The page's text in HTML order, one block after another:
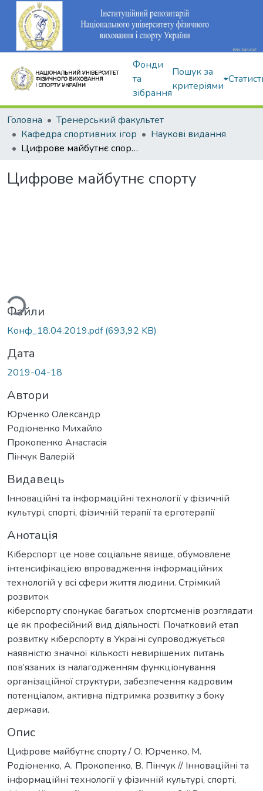
Фонди
та
зібрання
Пошук за
критеріями
Головна
Тренерський факультет
Кафедра спортивних ігор
Наукові видання
Цифрове майбутнє спорту
Цифрове майбутнє спорту
Файли
Конф_18.04.2019.pdf(693,92 KB)
Дата
2019-04-18
Автори
Юрченко Олександр
Родіоненко Михайло
Прокопенко Анастасія
Пінчук Валерій
Видавець
Інноваційні та інформаційні технології у фізичній
культурі, спорті, фізичній терапії та ерготерапії
Анотація
Кіберспорт це нове соціальне явище, обумовлене
інтенсифікацією впровадження інформаційних
технологій у всі сфери життя людини. Стрімкий
розвиток
кіберспорту спонукає багатьох спортсменів розглядати
це як професійний вид діяльності. Початковий етап
розвитку кіберспорту в Україні супроводжується
наявністю значної кількості невирішених питань
пов’язаних із налагодженням функціонування
організаційної структури, забезпечення кадровим
потенціалом, активна підтримка розвитку з боку
держави.
Опис
Цифрове майбутнє спорту / О. Юрченко, М.
Родіоненко, А. Прокопенко, В. Пінчук // Інноваційні та
інформаційні технології у фізичній культурі, спорті,